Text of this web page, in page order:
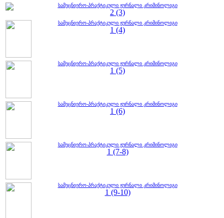
სამეცნიერო-პრაქტიკული ჟურნალი კრიმინოლიგი
2 (3)
სამეცნიერო-პრაქტიკული ჟურნალი კრიმინოლიგი
1 (4)
სამეცნიერო-პრაქტიკული ჟურნალი კრიმინოლიგი
1 (5)
სამეცნიერო-პრაქტიკული ჟურნალი კრიმინოლიგი
1 (6)
სამეცნიერო-პრაქტიკული ჟურნალი კრიმინოლიგი
1 (7-8)
სამეცნიერო-პრაქტიკული ჟურნალი კრიმინოლიგი
1 (9-10)